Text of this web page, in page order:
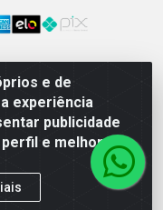
e de
experiência
publicidade
e melhorar a
ALIMENTICIOS
CIRCULAR/RJ -
03